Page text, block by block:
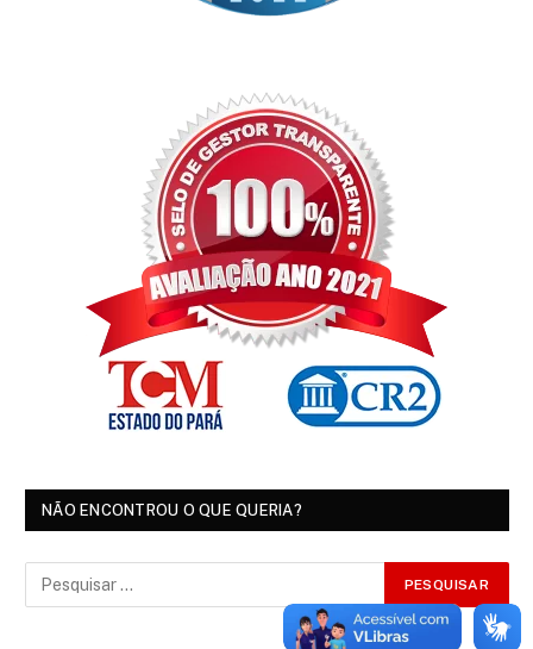
NÃO ENCONTROU O QUE QUERIA?